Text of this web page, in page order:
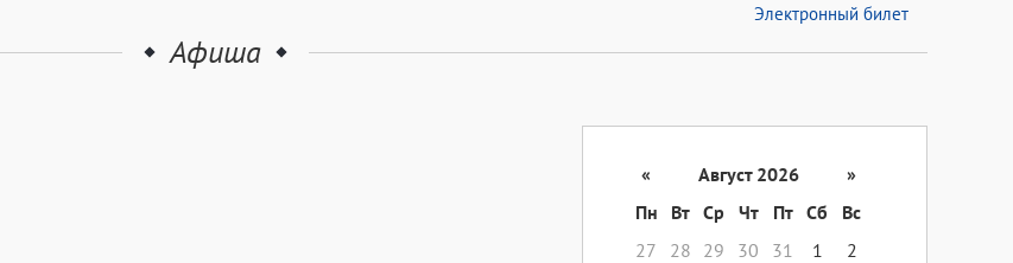
Электронный билет
Афиша
« Август 2026
»
Пн
Вт Ср Чт Пт Сб
Вс
27
28 29 30 31 1
2